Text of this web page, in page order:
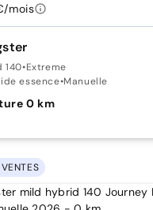
140•Extreme
essence•Manuelle
0 km
mois